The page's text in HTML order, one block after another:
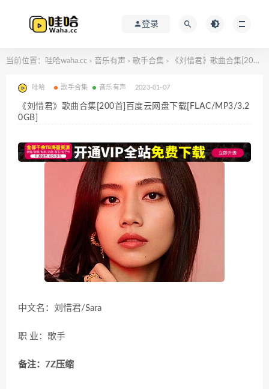
登录
当前位置： 哇哈waha.cc > 音乐有声 > 歌手合集 > 《刘惜君》歌曲合集[200首]百度云网盘下载[FLAC/MP3/3.20GB]
哇哈 歌手合集 音乐有声 2023-01-07
《刘惜君》歌曲合集[200首]百度云网盘下载[FLAC/MP3/3.2
0GB]
中文名：刘惜君/Sara
职 业：歌手
备注：7Z压缩